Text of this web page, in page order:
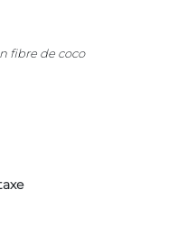
fibre de coco